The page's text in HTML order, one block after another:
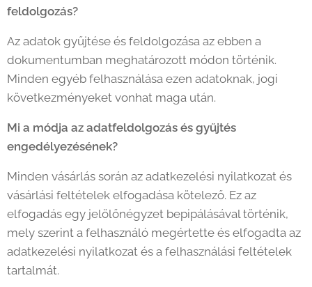
feldolgozás?
Az adatok gyűjtése és feldolgozása az ebben a
dokumentumban meghatározott módon történik.
Minden egyéb felhasználása ezen adatoknak, jogi
következményeket vonhat maga után.
Mi a módja az adatfeldolgozás és gyűjtés
engedélyezésének?
Minden vásárlás során az adatkezelési nyilatkozat és
vásárlási feltételek elfogadása kötelező. Ez az
elfogadás egy jelölőnégyzet bepipálásával történik,
mely szerint a felhasználó megértette és elfogadta az
adatkezelési nyilatkozat és a felhasználási feltételek
tartalmát.